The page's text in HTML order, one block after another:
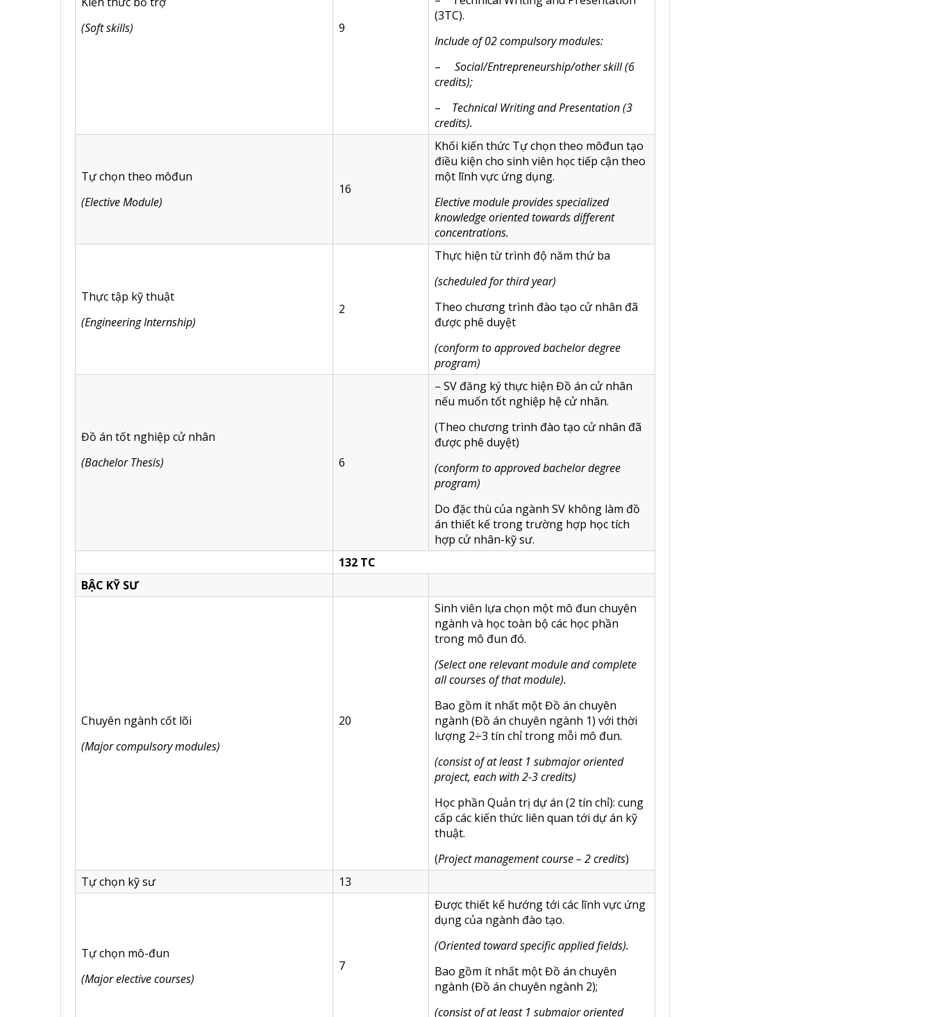
(Soft skills)
9
(3TC).
Include of 02 compulsory modules:
– Social/Entrepreneurship/other skill (6
credits);
– Technical Writing and Presentation (3
credits).
Tự chọn theo môđun
(Elective Module)
16
Khối kiến thức Tự chọn theo môđun tạo
điều kiện cho sinh viên học tiếp cận theo
một lĩnh vực ứng dụng.
Elective module provides specialized
knowledge oriented towards different
concentrations.
Thực tập kỹ thuật
(Engineering Internship)
2
Thực hiện từ trình độ năm thứ ba
(scheduled for third year)
Theo chương trình đào tạo cử nhân đã
được phê duyệt
(conform to approved bachelor degree
program)
Đồ án tốt nghiệp cử nhân
(Bachelor Thesis)
6
– SV đăng ký thực hiện Đồ án cử nhân
nếu muốn tốt nghiệp hệ cử nhân.
(Theo chương trình đào tạo cử nhân đã
được phê duyệt)
(conform to approved bachelor degree
program)
Do đặc thù của ngành SV không làm đồ
án thiết kế trong trường hợp học tích
hợp cử nhân-kỹ sư.
132 TC
BẬC KỸ SƯ
Chuyên ngành cốt lõi
(Major compulsory modules)
20
Sinh viên lựa chọn một mô đun chuyên
ngành và học toàn bộ các học phần
trong mô đun đó.
(Select one relevant module and complete
all courses of that module).
Bao gồm ít nhất một Đồ án chuyên
ngành (Đồ án chuyên ngành 1) với thời
lượng 2÷3 tín chỉ trong mỗi mô đun.
(consist of at least 1 submajor oriented
project, each with 2-3 credits)
Học phần Quản trị dự án (2 tín chỉ): cung
cấp các kiến thức liên quan tới dự án kỹ
thuật.
(Project management course – 2 credits)
Tự chọn kỹ sư
13
Tự chọn mô-đun
(Major elective courses)
7
Được thiết kế hướng tới các lĩnh vực ứng
dụng của ngành đào tạo.
(Oriented toward specific applied fields).
Bao gồm ít nhất một Đồ án chuyên
ngành (Đồ án chuyên ngành 2);
(consist of at least 1 submajor oriented